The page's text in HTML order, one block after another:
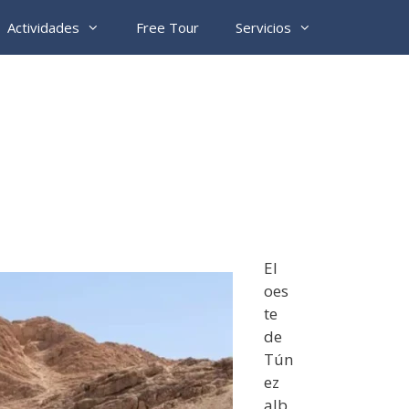
Actividades Free Tour Servicios
El
oes
te
de
Tún
ez